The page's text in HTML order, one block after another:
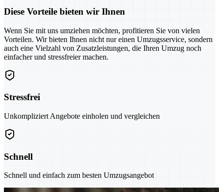
Diese Vorteile bieten wir Ihnen
Wenn Sie mit uns umziehen möchten, profitieren Sie von vielen
Vorteilen. Wir bieten Ihnen nicht nur einen Umzugsservice, sondern
auch eine Vielzahl von Zusatzleistungen, die Ihren Umzug noch
einfacher und stressfreier machen.
Stressfrei
Unkompliziert Angebote einholen und vergleichen
Schnell
Schnell und einfach zum besten Umzugsangebot